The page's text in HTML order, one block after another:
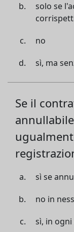
solo se
no
sì, ma
Se il
sì se
no in
sì, in ogni